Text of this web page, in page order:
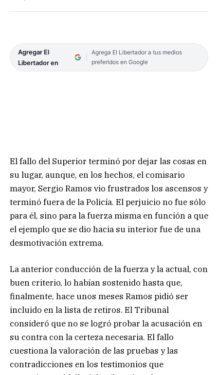
Agregar El
Libertador en
Agrega El Libertador a tus medios
preferidos en Google
El fallo del Superior terminó por dejar las cosas en
su lugar, aunque, en los hechos, el comisario
mayor, Sergio Ramos vio frustrados los ascensos y
terminó fuera de la Policía. El perjuicio no fue sólo
para él, sino para la fuerza misma en función a que
el ejemplo que se dio hacia su interior fue de una
desmotivación extrema.
La anterior conducción de la fuerza y la actual, con
buen criterio, lo habían sostenido hasta que,
finalmente, hace unos meses Ramos pidió ser
incluido en la lista de retiros. El Tribunal
consideró que no se logró probar la acusación en
su contra con la certeza necesaria. El fallo
cuestiona la valoración de las pruebas y las
contradicciones en los testimonios que